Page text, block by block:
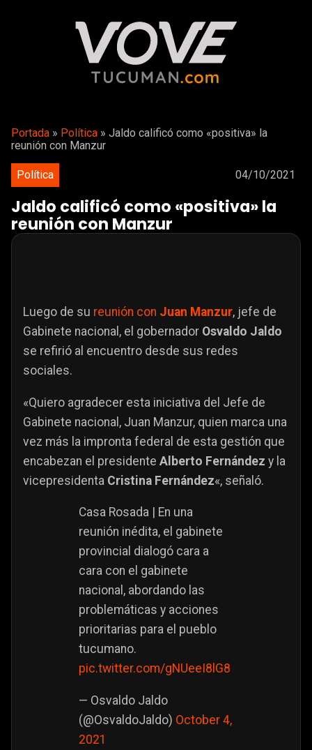
Portada » Política » Jaldo calificó como «positiva» la
reunión con Manzur
Política 04/10/2021
Jaldo calificó como «positiva» la
reunión con Manzur
Luego de su reunión con Juan Manzur, jefe de
Gabinete nacional, el gobernador Osvaldo Jaldo
se refirió al encuentro desde sus redes
sociales.
«Quiero agradecer esta iniciativa del Jefe de
Gabinete nacional, Juan Manzur, quien marca una
vez más la impronta federal de esta gestión que
encabezan el presidente Alberto Fernández y la
vicepresidenta Cristina Fernández«, señaló.
Casa Rosada | En una
reunión inédita, el gabinete
provincial dialogó cara a
cara con el gabinete
nacional, abordando las
problemáticas y acciones
prioritarias para el pueblo
tucumano.
pic.twitter.com/gNUeeI8lG8
— Osvaldo Jaldo
(@OsvaldoJaldo) October 4,
2021